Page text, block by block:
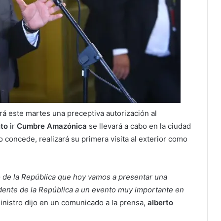
este martes una preceptiva autorización al
ir Cumbre Amazónica se llevará a cabo en la ciudad
concede, realizará su primera visita al exterior como
la República que hoy vamos a presentar una
de la República a un evento muy importante en
dijo en un comunicado a la prensa, alberto